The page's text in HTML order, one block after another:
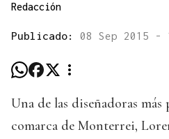
Redacción
Publicado: 08 Sep 2015 -
Una de las diseñadoras
comarca de Monterrei,